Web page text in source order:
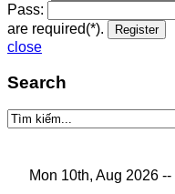
Pass:
are required(*).
close
Search
Mon 10th, Aug 2026 --